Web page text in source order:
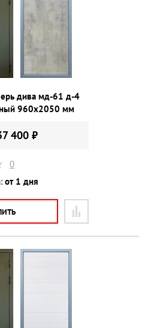
дива мд-61 д-4
960х2050 мм
400 ₽
0
от 1 дня